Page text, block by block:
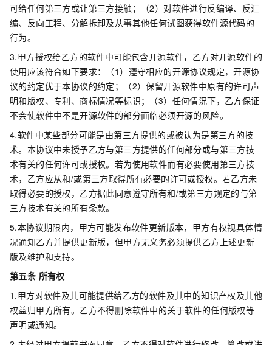
可给任何第三方或让第三方接触；（2）对软件进行反编译、反汇
编、反向工程、分解拆卸及从事其他任何试图获得软件源代码的
行为。
3.甲方授权给乙方的软件中可能包含开源软件，乙方对开源软件的
使用应该符合如下要求：（1）遵守相应的开源协议规定，开源协
议的约定优于本协议的约定；（2）保留开源软件中原有的许可声
明和版权、专利、商标情况等标识；（3）任何情況下，乙方保证
不会使软件中不是开源软件的部分面临必须开源的风险。
4.软件中某些部分可能是由第三方提供的或被认为是第三方的技
术。本协议中未授予乙方与第三方提供的任何部分或与第三方技
术有关的任何许可或授权。若为使用软件而有必要使用第三方技
术，乙方应从和/或第三方取得所有必要的许可或授权。若乙方未
取得必要的授权，乙方据此同意遵守所有和/或第三方规定的与第
三方技术有关的所有条款。
5.本协议期限内，甲方可能发布软件更新版本，甲方有权视具体情
况通知乙方并提供更新版，但甲方无义务必须提供乙方上述更新
版及维护和支持。
第五条 所有权
1.甲方对软件及其可能提供给乙方的软件及其中的知识产权及其他
权益归甲方所有。乙方不得删除软件中的关于软件的任何版权等
声明或通知。